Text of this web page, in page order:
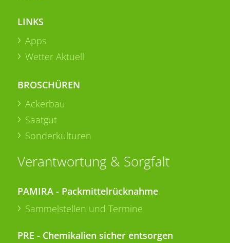
LINKS
Apps
Wetter Aktuell
BROSCHÜREN
Ackerbau
Saatgut
Sonderkulturen
Verantwortung & Sorgfalt
PAMIRA - Packmittelrücknahme
Sammelstellen und Termine
PRE - Chemikalien sicher entsorgen